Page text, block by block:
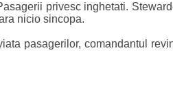
privesc inghetati.
nicio sincopa.
pasagerilor, comandantul